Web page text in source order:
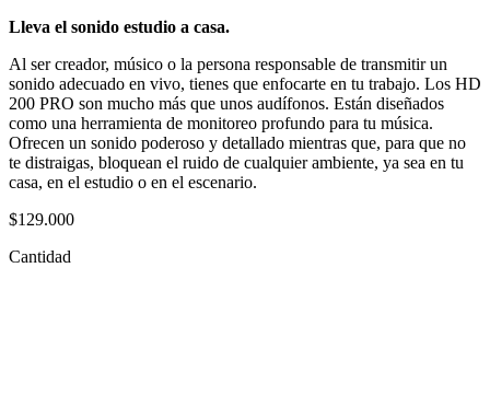
Lleva el sonido estudio a casa.
Al ser creador, músico o la persona responsable de transmitir un
sonido adecuado en vivo, tienes que enfocarte en tu trabajo. Los HD
200 PRO son mucho más que unos audífonos. Están diseñados
como una herramienta de monitoreo profundo para tu música.
Ofrecen un sonido poderoso y detallado mientras que, para que no
te distraigas, bloquean el ruido de cualquier ambiente, ya sea en tu
casa, en el estudio o en el escenario.
$129.000
Cantidad